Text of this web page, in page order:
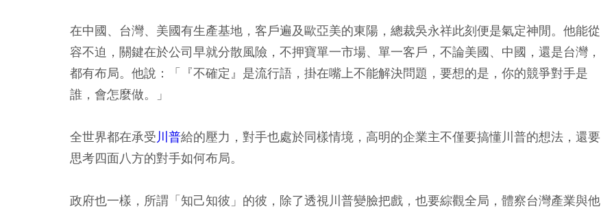
在中國、台灣、美國有生產基地，客戶遍及歐亞美的東陽，總裁吳永祥此刻便是氣定神閒。他能從
容不迫，關鍵在於公司早就分散風險，不押寶單一市場、單一客戶，不論美國、中國，還是台灣，
都有布局。他說：「『不確定』是流行語，掛在嘴上不能解決問題，要想的是，你的競爭對手是
誰，會怎麼做。」
全世界都在承受川普給的壓力，對手也處於同樣情境，高明的企業主不僅要搞懂川普的想法，還要
思考四面八方的對手如何布局。
政府也一樣，所謂「知己知彼」的彼，除了透視川普變臉把戲，也要綜觀全局，體察台灣產業與他